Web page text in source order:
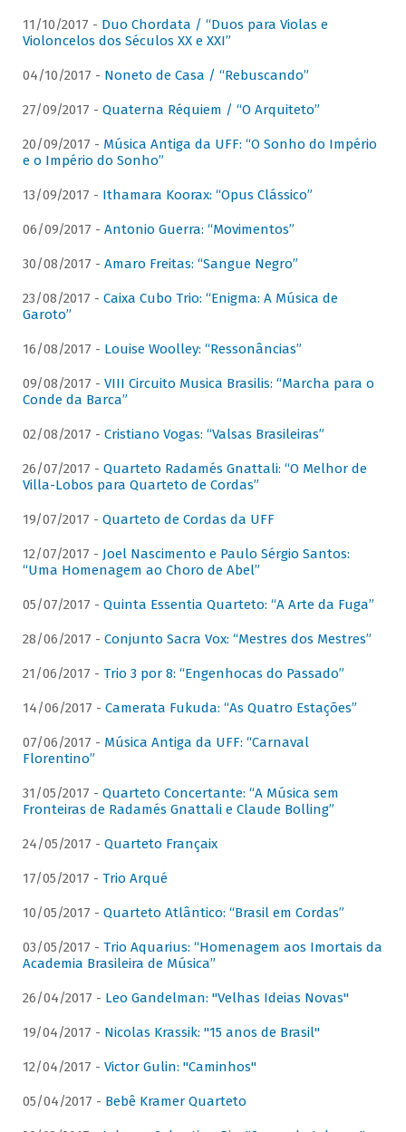
11/10/2017 - Duo Chordata / “Duos para Violas e
Violoncelos dos Séculos XX e XXI”
04/10/2017 - Noneto de Casa / “Rebuscando”
27/09/2017 - Quaterna Réquiem / “O Arquiteto”
20/09/2017 - Música Antiga da UFF: “O Sonho do Império
e o Império do Sonho”
13/09/2017 - Ithamara Koorax: “Opus Clássico”
06/09/2017 - Antonio Guerra: “Movimentos”
30/08/2017 - Amaro Freitas: “Sangue Negro”
23/08/2017 - Caixa Cubo Trio: “Enigma: A Música de
Garoto”
16/08/2017 - Louise Woolley: “Ressonâncias”
09/08/2017 - VIII Circuito Musica Brasilis: “Marcha para o
Conde da Barca”
02/08/2017 - Cristiano Vogas: “Valsas Brasileiras”
26/07/2017 - Quarteto Radamés Gnattali: “O Melhor de
Villa-Lobos para Quarteto de Cordas”
19/07/2017 - Quarteto de Cordas da UFF
12/07/2017 - Joel Nascimento e Paulo Sérgio Santos:
“Uma Homenagem ao Choro de Abel”
05/07/2017 - Quinta Essentia Quarteto: “A Arte da Fuga”
28/06/2017 - Conjunto Sacra Vox: “Mestres dos Mestres”
21/06/2017 - Trio 3 por 8: “Engenhocas do Passado”
14/06/2017 - Camerata Fukuda: “As Quatro Estações”
07/06/2017 - Música Antiga da UFF: “Carnaval
Florentino”
31/05/2017 - Quarteto Concertante: “A Música sem
Fronteiras de Radamés Gnattali e Claude Bolling”
24/05/2017 - Quarteto Françaix
17/05/2017 - Trio Arqué
10/05/2017 - Quarteto Atlântico: “Brasil em Cordas”
03/05/2017 - Trio Aquarius: “Homenagem aos Imortais da
Academia Brasileira de Música”
26/04/2017 - Leo Gandelman: "Velhas Ideias Novas"
19/04/2017 - Nicolas Krassik: "15 anos de Brasil"
12/04/2017 - Victor Gulin: "Caminhos"
05/04/2017 - Bebê Kramer Quarteto